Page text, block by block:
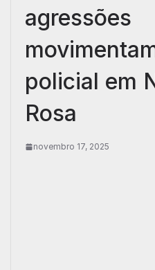
agressões
policial em
Rosa
novembro 17, 2025